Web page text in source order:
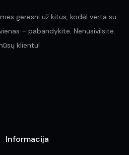
geresni už kitus, kodėl verta su
– pabandykite. Nenusivilsite.
klientu!
Informacija